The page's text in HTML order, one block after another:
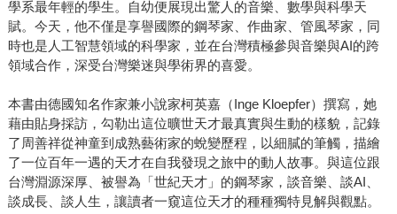
學系最年輕的學生。自幼便展現出驚人的音樂、數學與科學天
賦。今天，他不僅是享譽國際的鋼琴家、作曲家、管風琴家，同
時也是人工智慧領域的科學家，並在台灣積極參與音樂與AI的跨
領域合作，深受台灣樂迷與學術界的喜愛。
本書由德國知名作家兼小說家柯英嘉（Inge Kloepfer）撰寫，她
藉由貼身採訪，勾勒出這位曠世天才最真實與生動的樣貌，記錄
了周善祥從神童到成熟藝術家的蛻變歷程，以細膩的筆觸，描繪
了一位百年一遇的天才在自我發現之旅中的動人故事。與這位跟
台灣淵源深厚、被譽為「世紀天才」的鋼琴家，談音樂、談AI、
談成長、談人生，讓讀者一窺這位天才的種種獨特見解與觀點。